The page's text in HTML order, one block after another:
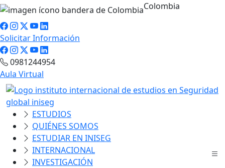
Colombia
Solicitar Información
0981244954
Aula Virtual
ESTUDIOS
QUIÉNES SOMOS
ESTUDIAR EN INISEG
INTERNACIONAL
INVESTIGACIÓN